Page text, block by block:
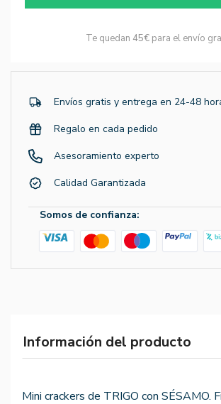
Te quedan 45€ para el envío
Envíos gratis y entrega en 24-48
Regalo en cada pedido
Asesoramiento experto
Calidad Garantizada
Somos de confianza:
Información del producto
Mini crackers de TRIGO con SÉSAMO.